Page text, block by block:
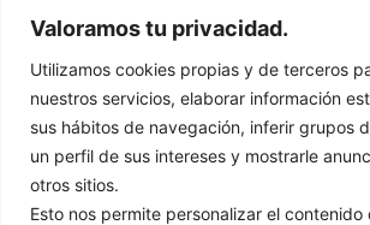
Valoramos tu privacidad.
Utilizamos cookies propias y de terceros
nuestros servicios, elaborar información
sus hábitos de navegación, inferir grupos
un perfil de sus intereses y mostrarle
otros sitios.
Esto nos permite personalizar el
TCA y Desordenes Alimentarios
Una Vida Más Sana
Videoblog
Videorecetas
Videos Colaboraciones
ENTRADAS